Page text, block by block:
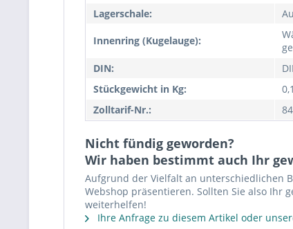
Lagerschale:
Innenring (Kugelauge):
DIN:
Stückgewicht in Kg:
Zolltarif-Nr.:
Nicht fündig geworden?
Wir haben bestimmt auch Ihr
Aufgrund der Vielfalt an unterschiedlichen
Webshop präsentieren. Sollten Sie also Ihr
weiterhelfen!
Ihre Anfrage zu diesem Artikel oder